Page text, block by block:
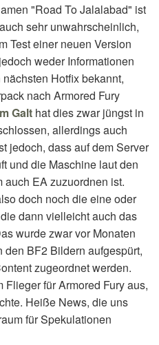
"Road To Jalalabad" ist
sehr unwahrscheinlich,
Test einer neuen Version
weder Informationen
Hotfix bekannt,
nach Armored Fury
Galt hat dies zwar jüngst in
allerdings auch
jedoch, dass auf dem Server
und die Maschine laut den
auch EA zuzuordnen ist.
doch noch die eine oder
dann vielleicht auch das
wurde zwar vor Monaten
BF2 Bildern aufgespürt,
zugeordnet werden.
für Armored Fury aus,
Heiße News, die uns
für Spekulationen